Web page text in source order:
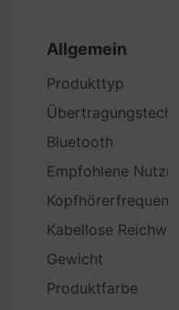
Allgemein
Produkttyp
Bluetooth
Empfohlene
Kopfhörerfrequenz
Kabellose
Gewicht
Produktfarbe